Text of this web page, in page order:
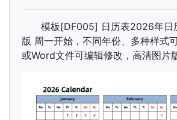
模板[DF005] 日历表2026年日
版 周一开始，不同年份、多种样式
或Word文件可编辑修改，高清图片